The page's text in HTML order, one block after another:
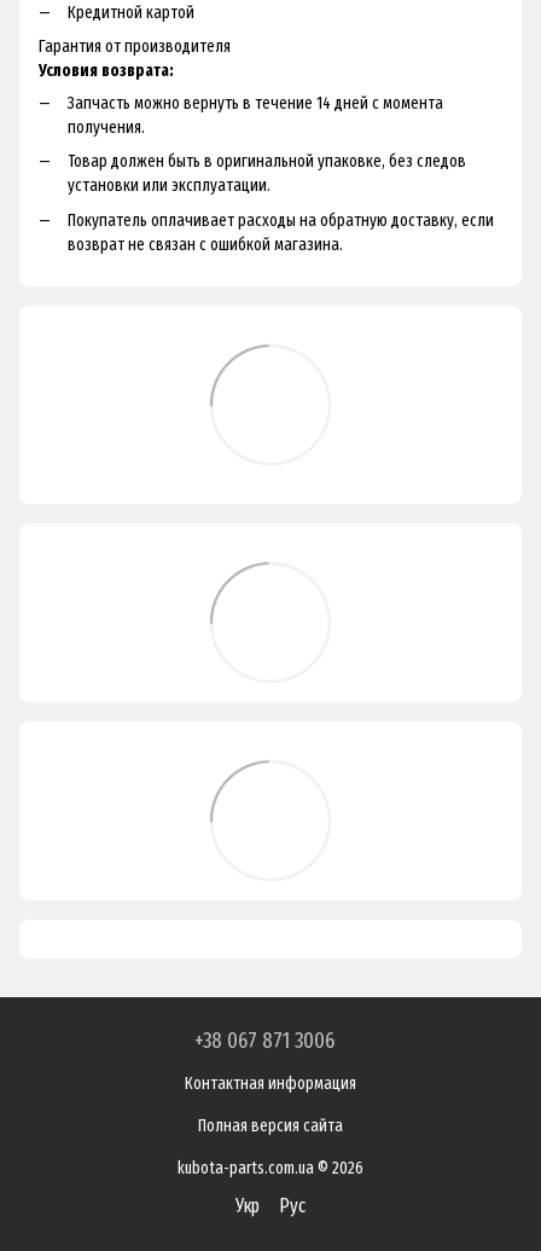
Кредитной картой
Гарантия от производителя
Условия возврата:
Запчасть можно вернуть в течение 14 дней с момента
получения.
Товар должен быть в оригинальной упаковке, без следов
установки или эксплуатации.
Покупатель оплачивает расходы на обратную доставку, если
возврат не связан с ошибкой магазина.
+38 067 871 3006
Контактная информация
Полная версия сайта
kubota-parts.com.ua © 2026
Укр Рус